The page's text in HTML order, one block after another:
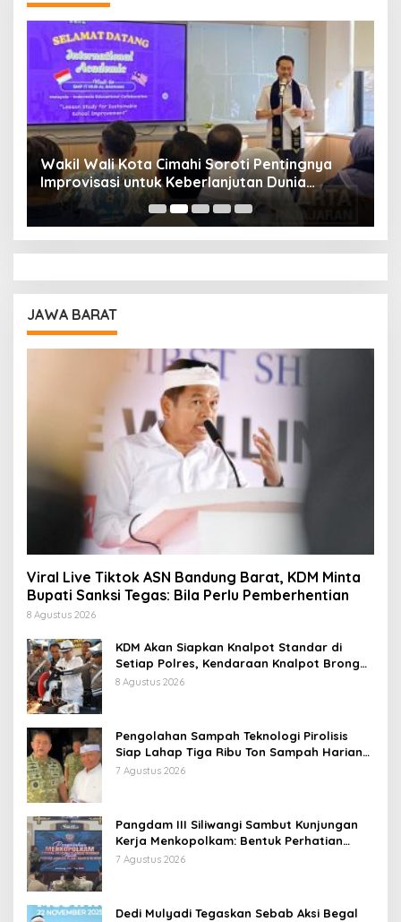
Wakil Wali Kota Cimahi Soroti Pentingnya
Improvisasi untuk Keberlanjutan Dunia
Pendidikan
JAWA BARAT
Viral Live Tiktok ASN Bandung Barat, KDM Minta
Bupati Sanksi Tegas: Bila Perlu Pemberhentian
8 Agustus 2026
KDM Akan Siapkan Knalpot Standar di
Setiap Polres, Kendaraan Knalpot Brong
Tertangkap Langsung Ganti
8 Agustus 2026
Pengolahan Sampah Teknologi Pirolisis
Siap Lahap Tiga Ribu Ton Sampah Harian
Jawa Barat
7 Agustus 2026
Pangdam III Siliwangi Sambut Kunjungan
Kerja Menkopolkam: Bentuk Perhatian
Pemerintah
7 Agustus 2026
Dedi Mulyadi Tegaskan Sebab Aksi Begal